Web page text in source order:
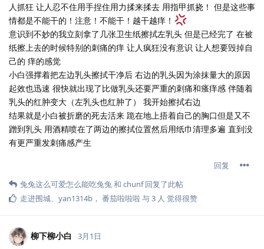
人抓狂 让人忍不住用手捏住用力揉来揉去 用指甲抓挠！ 但是这些事
情都是不能干的！注意！不能干！越干越痒！
意识到不妙的我立刻拿了几张卫生纸擦拭左乳头 但是已经完了 在被
纸擦上去的时候特别的刺痛的痒 让人疯狂没有意识 让人想要毁掉自
己的 痒的感觉
小白强撑着把左边乳头擦拭干净后 右边的乳头因为涂抹量大的原因
起效也迅速 很快就出现了比做乳头还要严重的刺痛和瘙痒感 伴随着
乳头的红肿变大（左乳头也红肿了） 我开始擦拭右边
结果就是小白被折磨的死去活来 跪在地上捂着自己的胸口但是又不
蹭到乳头 用酒精喷在了两边的擦拭位置然后用纸巾清理多遍 直到没
有更严重发刺痛感产生
回复
兔兔这么可爱怎么能吃兔兔和 chunf回复了此帖
走进围城、 yan1314b ， 番茄啦啦啦与3 人 觉得很赞
柳下柳小白 3月1日